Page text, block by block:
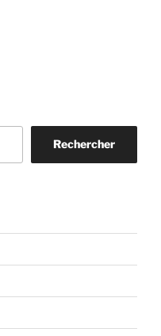
Rechercher